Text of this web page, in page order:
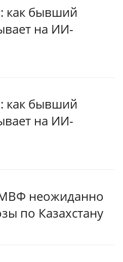
как бывший
на ИИ-
как бывший
на ИИ-
неожиданно
по Казахстану